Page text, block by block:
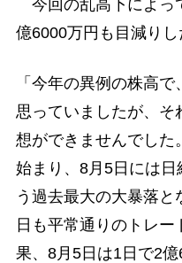
今回の乱高下によっ
億6000万円も目減りし
「今年の異例の株高
思っていましたが、そ
想ができませんでした
始まり、8月5日には
う過去最大の大暴落
日も平常通りのトレ
果、8月5日は1日で2